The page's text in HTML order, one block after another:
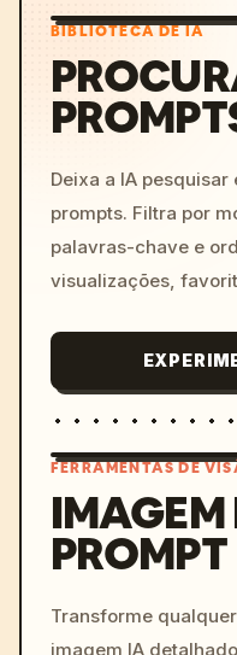
BIBLIOTECA DE IA
Deixa a IA
prompts. Filtra por
palavras-chave e
visualizações,
FERRAMENTAS DE
IMAGEM
PROMPT
Transforme
imagem IA